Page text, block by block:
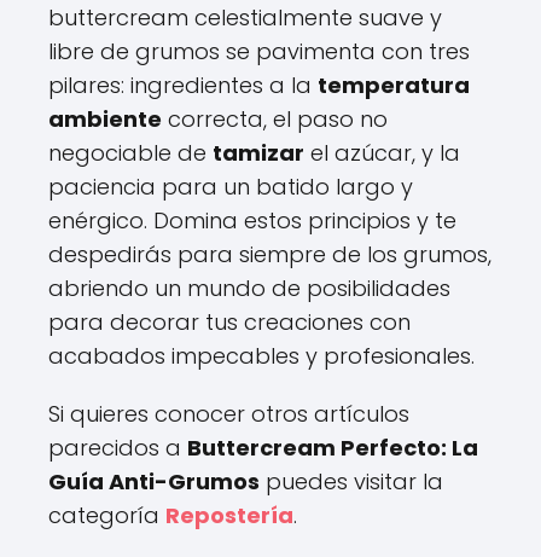
buttercream celestialmente suave y
libre de grumos se pavimenta con tres
pilares: ingredientes a la temperatura
ambiente correcta, el paso no
negociable de tamizar el azúcar, y la
paciencia para un batido largo y
enérgico. Domina estos principios y te
despedirás para siempre de los grumos,
abriendo un mundo de posibilidades
para decorar tus creaciones con
acabados impecables y profesionales.
Si quieres conocer otros artículos
parecidos a Buttercream Perfecto: La
Guía Anti-Grumos puedes visitar la
categoría Repostería.